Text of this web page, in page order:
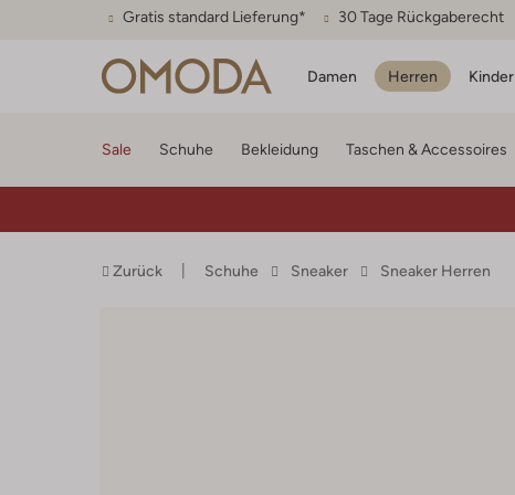
Gratis standard Lieferung* 30 Tage Rückgaberecht
Damen Herren Kinder
Sale Schuhe Bekleidung Taschen & Accessoires
Zurück Schuhe Sneaker Sneaker Herren